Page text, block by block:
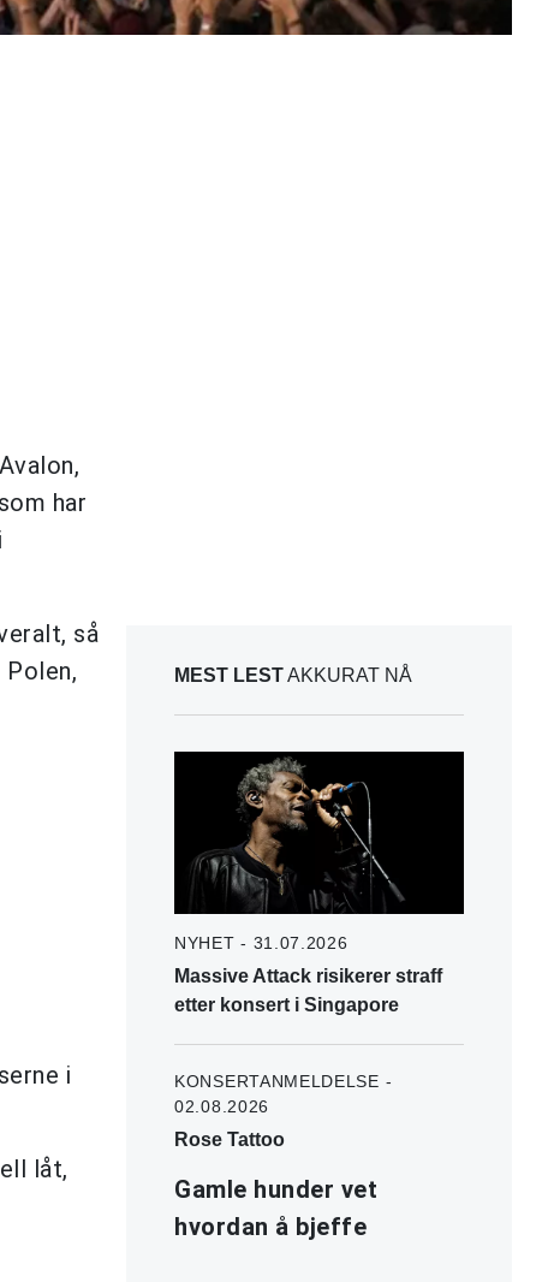
har
så
i
låt,
MEST LESTAKKURAT NÅ
NYHET - 31.07.2026
Massive Attack risikerer straff
etter konsert i Singapore
KONSERTANMELDELSE -
02.08.2026
Rose Tattoo
Gamle hunder vet
hvordan å bjeffe